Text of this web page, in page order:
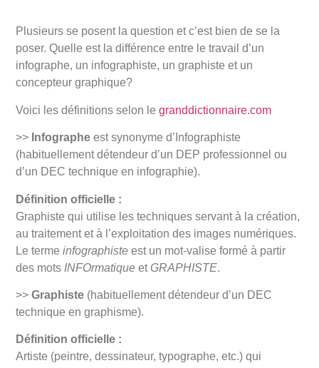
Plusieurs se posent la question et c’est bien de se la
poser. Quelle est la différence entre le travail d’un
infographe, un infographiste, un graphiste et un
concepteur graphique?
Voici les définitions selon legranddictionnaire.com
>> Infographe est synonyme d’Infographiste
(habituellement détendeur d’un DEP professionnel ou
d’un DEC technique en infographie).
Définition officielle :
Graphiste qui utilise les techniques servant à la création,
au traitement et à l’exploitation des images numériques.
Le termeinfographiste est un mot-valise formé à partir
des mots INFOrmatique et GRAPHISTE.
>>Graphiste (habituellement détendeur d’un DEC
technique en graphisme).
Définition officielle :
Artiste (peintre, dessinateur, typographe, etc.) qui